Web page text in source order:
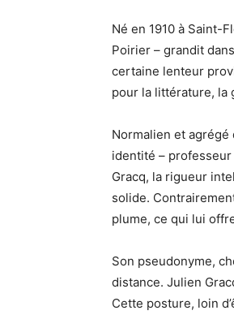
Né en 1910 à Saint-
Poirier – grandit
certaine lenteur
pour la littérature, la
Normalien et agrégé
identité – professeur
Gracq, la rigueur
solide.
plume, ce qui lui
Son pseudonyme,
distance. Julien
Cette posture, loin